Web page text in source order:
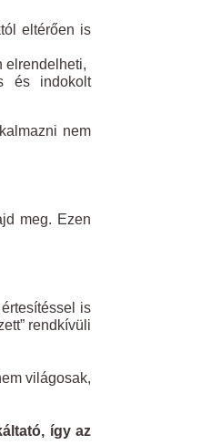
eltérően is
elrendelheti,
és indokolt
nem
meg. Ezen
is
rendkívüli
világosak,
így az